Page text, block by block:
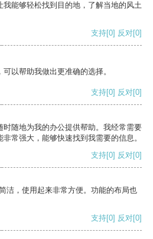
能够轻松找到目的地，了解当地的风土
支持[0] 反对[0]
以帮助我做出更准确的选择。
支持[0] 反对[0]
随地为我的办公提供帮助。我经常需要
常强大，能够快速找到我需要的信息。
支持[0] 反对[0]
洁，使用起来非常方便。功能的布局也
支持[0] 反对[0]